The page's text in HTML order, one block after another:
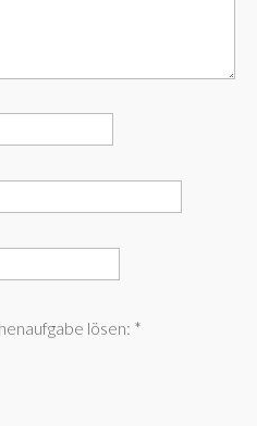
lösen: *